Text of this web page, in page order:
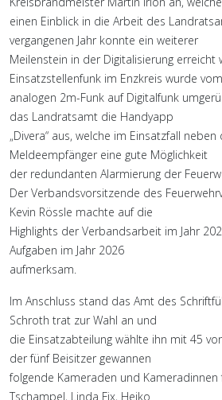
einen Einblick in die Arbeit des
vergangenen Jahr konnte ein weiterer
Meilenstein in der Digitalisierung erreicht
Einsatzstellenfunk im Enzkreis wurde vom
analogen 2m-Funk auf Digitalfunk
das Landratsamt die Handyapp
„Divera“ aus, welche im Einsatzfall
Meldeempfänger eine gute Möglichkeit
der redundanten Alarmierung der
Der Verbandsvorsitzende des
Kevin Rössle machte auf die
Highlights der Verbandsarbeit im Jahr
Aufgaben im Jahr 2026
aufmerksam.
Im Anschluss stand das Amt des
Schroth trat zur Wahl an und
die Einsatzabteilung wählte ihn mit 45
der fünf Beisitzer gewannen
folgende Kameraden und Kameradinnen
Tschampel, Linda Fix, Heiko